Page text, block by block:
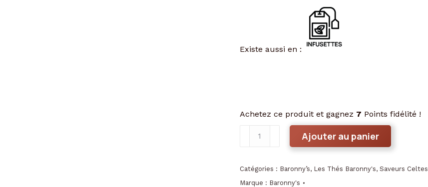
Existe aussi en :
Achetez ce produit et gagnez 7 Points fidélité !
vrac
Hoedic
Ajouter au panier
Catégories : Baronny’s, Les Thés Baronny's, Saveurs Celtes
Marque : Baronny's